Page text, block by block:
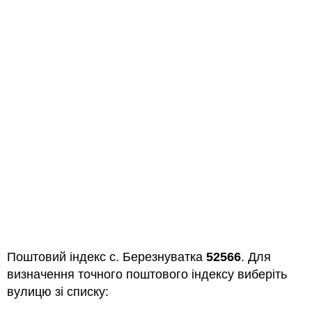
Поштовий індекс с. Березнуватка 52566. Для
визначення точного поштового індексу виберіть
вулицю зі списку: